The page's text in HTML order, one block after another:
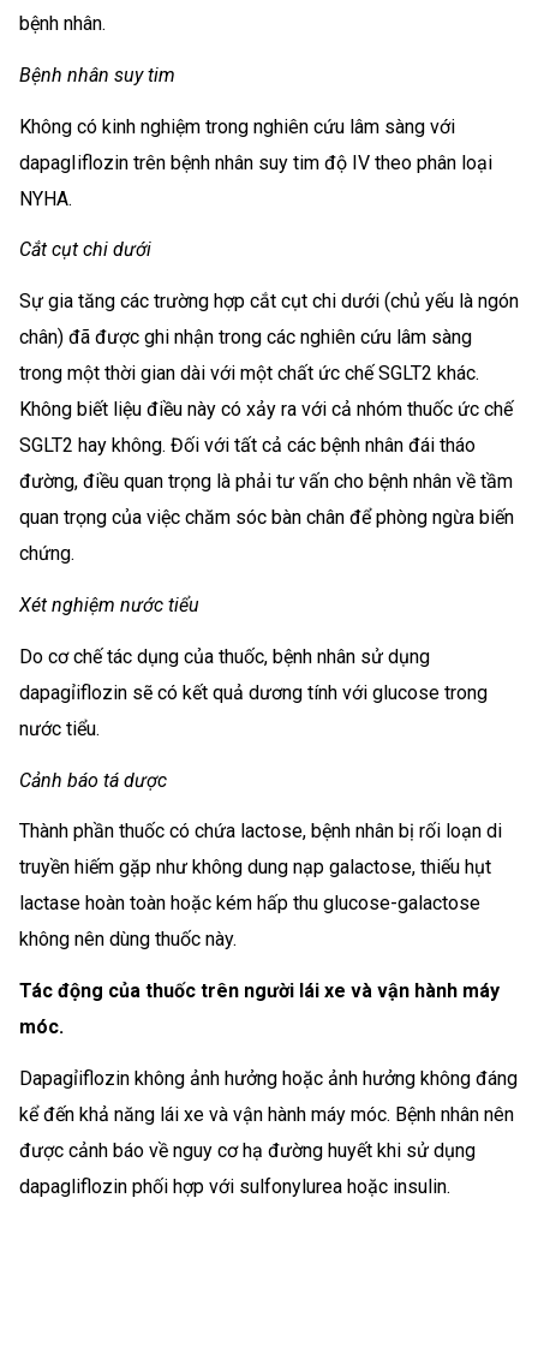
bệnh nhân.
Bệnh nhân suy tim
Không có kinh nghiệm trong nghiên cứu lâm sàng với
dapagIiflozin trên bệnh nhân suy tim độ IV theo phân loại
NYHA.
Cắt cụt chi dưới
Sự gia tăng các trường hợp cắt cụt chi dưới (chủ yếu là ngón
chân) đã được ghi nhận trong các nghiên cứu lâm sàng
trong một thời gian dài với một chất ức chế SGLT2 khác.
Không biết liệu điều này có xảy ra với cả nhóm thuốc ức chế
SGLT2 hay không. Đối với tất cả các bệnh nhân đái tháo
đường, điều quan trọng là phải tư vấn cho bệnh nhân về tầm
quan trọng của việc chăm sóc bàn chân để phòng ngừa biến
chứng.
Xét nghiệm nước tiểu
Do cơ chế tác dụng của thuốc, bệnh nhân sử dụng
dapagỉiflozin sẽ có kết quả dương tính với glucose trong
nước tiểu.
Cảnh báo tá dược
Thành phần thuốc có chứa lactose, bệnh nhân bị rối loạn di
truyền hiếm gặp như không dung nạp galactose, thiếu hụt
lactase hoàn toàn hoặc kém hấp thu glucose-galactose
không nên dùng thuốc này.
Tác động của thuốc trên người lái xe và vận hành máy
móc.
Dapagỉiflozin không ảnh hưởng hoặc ảnh hưởng không đáng
kể đến khả năng lái xe và vận hành máy móc. Bệnh nhân nên
được cảnh báo về nguy cơ hạ đường huyết khi sử dụng
dapagliflozin phối hợp với sulfonylurea hoặc insulin.